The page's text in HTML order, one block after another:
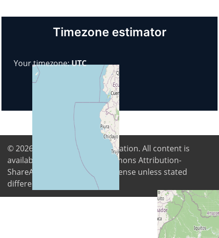
Timezone estimator
Your timezone:UTC
© 2026 Digital Freedom Foundation. All content is
available under Creative Commons Attribution-
ShareAlike 4.0 International license unless stated
differently